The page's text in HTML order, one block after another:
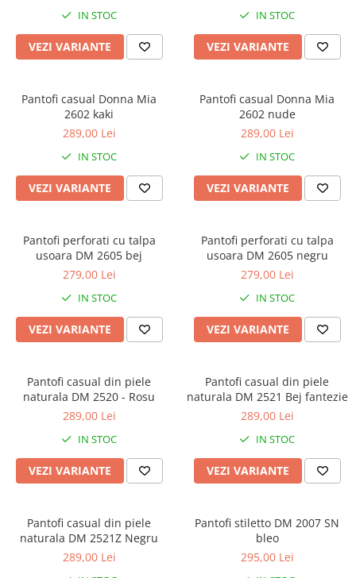
IN STOC
VEZI VARIANTE
IN STOC
VEZI VARIANTE
Pantofi casual Donna Mia
2602 kaki
289,00 Lei
IN STOC
VEZI VARIANTE
Pantofi casual Donna Mia
2602 nude
289,00 Lei
IN STOC
VEZI VARIANTE
Pantofi perforati cu talpa
usoara DM 2605 bej
279,00 Lei
IN STOC
VEZI VARIANTE
Pantofi perforati cu talpa
usoara DM 2605 negru
279,00 Lei
IN STOC
VEZI VARIANTE
Pantofi casual din piele
naturala DM 2520 - Rosu
289,00 Lei
IN STOC
VEZI VARIANTE
Pantofi casual din piele
naturala DM 2521 Bej fantezie
289,00 Lei
IN STOC
VEZI VARIANTE
Pantofi casual din piele
naturala DM 2521Z Negru
289,00 Lei
Pantofi stiletto DM 2007 SN
bleo
295,00 Lei